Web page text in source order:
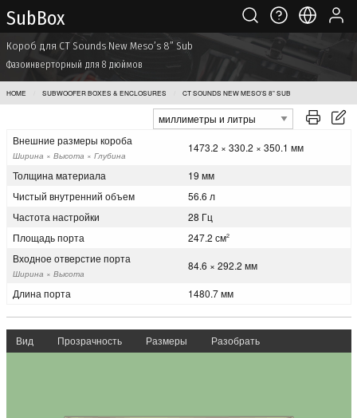
Sub Box
Короб для CT Sounds New Meso’s 8” Sub
Фазоинверторный для 8 дюймов
HOME SUBWOOFER BOXES & ENCLOSURES CT SOUNDS NEW MESO’S 8” SUB
Внешние размеры короба
Ширина × Высота × Глубина
1473.2 × 330.2 × 350.1 мм
Толщина материала
19 мм
Чистый внутренний объем
56.6 л
Частота настройки
28 Гц
Площадь порта
247.2 см2
Входное отверстие порта
Ширина × Высота
84.6 × 292.2 мм
Длина порта 1480.7 мм
Вид Прозрачность Размеры Разобрать